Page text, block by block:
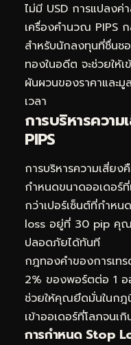
ไม่มี USD การแปลงค่
เครื่องคำนวณ PIPS
สำหรับนักลงทุนที่ชื่นช
ทองในอดีต จะช่วยให้
ผันผวนของราคาและ
เวลา
การบริหารควา
PIPS
การบริหารความเสี่ยง
กำหนดขนาดออเดอร์ที่
กว่าเปอร์เซ็นต์ที่กำห
loss อยู่ที่ 30 pip คุ
ปลอดภัยได้ทันที
กฎทองคำของการเท
2% ของพอร์ตต่อ 1 อ
ช่วยให้คุณยึดมั่นในกฎ
เข้าออเดอร์ที่โลภจนเกิ
การกำหนด Stop